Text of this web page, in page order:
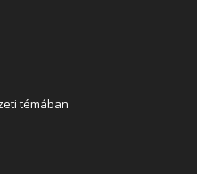
témában